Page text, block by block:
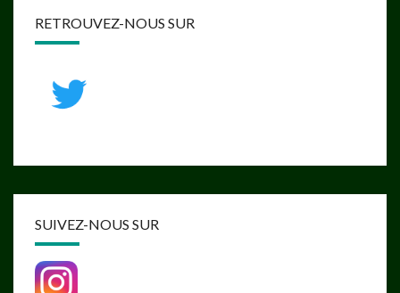
RETROUVEZ-NOUS SUR
SUIVEZ-NOUS SUR